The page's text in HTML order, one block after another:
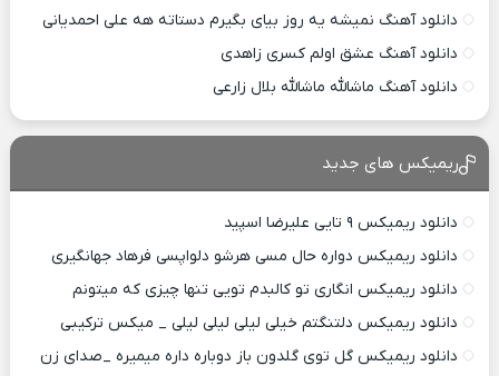
دانلود آهنگ نمیشه یه روز بیای بگیرم دستاته هه علی احمدیانی
دانلود آهنگ عشق اولم کسری زاهدی
دانلود آهنگ ماشالله ماشالله بلال زارعی
ریمیکس های جدید
دانلود ریمیکس ۹ تایی علیرضا اسپید
دانلود ریمیکس دواره حال مسی هرشو دلواپسی فرهاد جهانگیری
دانلود ریمیکس انگاری تو کالبدم تویی تنها چیزی که میتونم
دانلود ریمیکس دلتنگتم خیلی لیلی لیلی لیلی _ میکس ترکیبی
دانلود ریمیکس گل توی گلدون باز دوباره داره میمیره _صدای زن